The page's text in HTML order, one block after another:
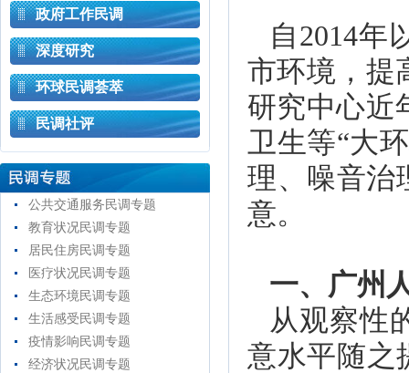
政府工作民调
深度研究
环球民调荟萃
民调社评
公共交通服务民调专题
教育状况民调专题
居民住房民调专题
医疗状况民调专题
生态环境民调专题
生活感受民调专题
疫情影响民调专题
经济状况民调专题
自2014年
市环境，提
研究中心近
卫生等“大
理、噪音治
意。
一、广州
从观察性
意水平随之